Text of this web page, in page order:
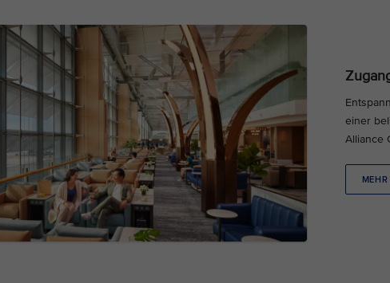
einer
Alliance